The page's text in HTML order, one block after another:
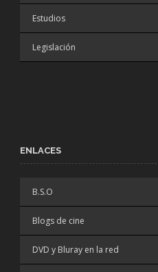
Estudios
Legislación
ENLACES
B.S.O
Blogs de cine
DVD y Bluray en la red